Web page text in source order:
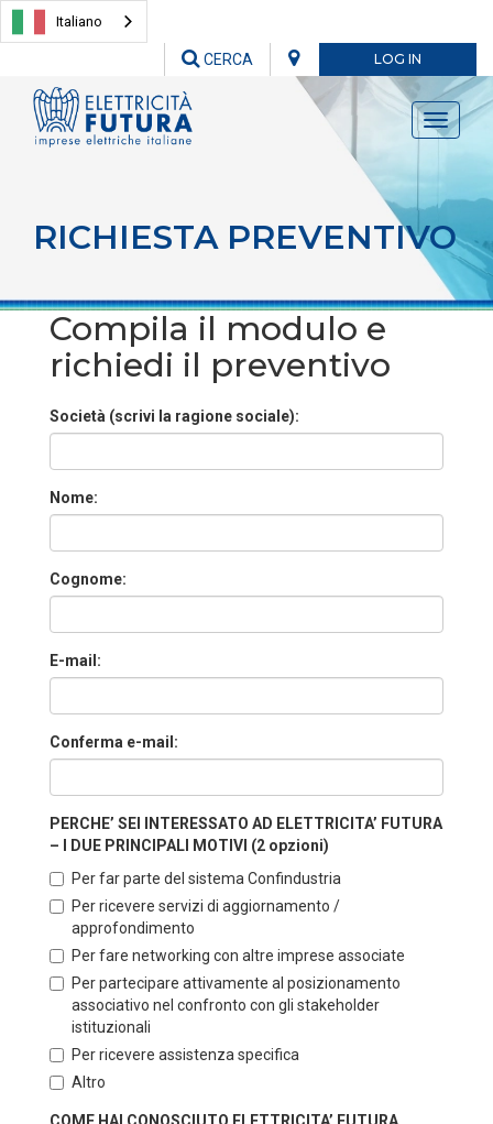
Italiano
LOG IN
CERCA
Toggle
RICHIESTA PREVENTIVO
Compila il modulo e
richiedi il preventivo
Società (scrivi la ragione sociale):
Nome:
Cognome:
E-mail:
Conferma e-mail:
PERCHE’ SEI INTERESSATO AD ELETTRICITA’ FUTURA
– I DUE PRINCIPALI MOTIVI (2 opzioni)
Per far parte del sistema Confindustria
Per ricevere servizi di aggiornamento /
approfondimento
Per fare networking con altre imprese associate
Per partecipare attivamente al posizionamento
associativo nel confronto con gli stakeholder
istituzionali
Per ricevere assistenza specifica
Altro